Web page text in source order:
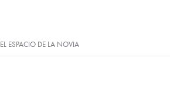
EL ESPACIO DE LA NOVIA